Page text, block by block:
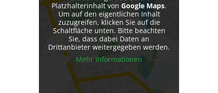
Platzhalterinhalt von Google Maps.
Um auf den eigentlichen Inhalt
zuzugreifen, klicken Sie auf die
Schaltfläche unten. Bitte beachten
Sie, dass dabei Daten an
Drittanbieter weitergegeben werden.
Mehr Informationen